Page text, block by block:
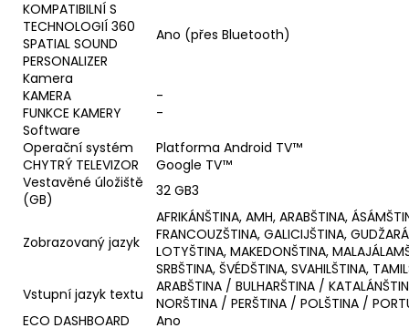
KOMPATIBILNÍ S
TECHNOLOGIÍ 360
SPATIAL SOUND
PERSONALIZER
Ano (přes Bluetooth)
Kamera
KAMERA
-
FUNKCE KAMERY
-
Software
Operační systém
Platforma Android TV™
CHYTRÝ TELEVIZOR
Google TV™
Vestavěné úložiště
(GB)
32 GB3
Zobrazovaný jazyk
AFRIKÁNŠTINA, AMH, ARABŠTINA,
FRANCOUZŠTINA, GALICIJŠTINA,
LOTYŠTINA, MAKEDONŠTINA,
SRBŠTINA, ŠVÉDŠTINA, SVAHILŠTINA,
Vstupní jazyk textu
ARABŠTINA / BULHARŠTINA /
NORŠTINA / PERŠTINA / POLŠTINA /
ECO DASHBOARD
Ano